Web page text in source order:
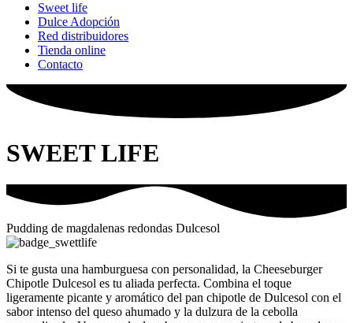
Sweet life
Dulce Adopción
Red distribuidores
Tienda online
Contacto
SWEET LIFE
Pudding de magdalenas redondas Dulcesol
Si te gusta una hamburguesa con personalidad, la Cheeseburger
Chipotle Dulcesol es tu aliada perfecta. Combina el toque
ligeramente picante y aromático del pan chipotle de Dulcesol con el
sabor intenso del queso ahumado y la dulzura de la cebolla